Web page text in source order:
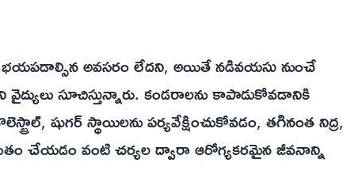
అవసరం లేదని, అయితే నడివయసు నుంచే
సూచిస్తున్నారు. కండరాలను కాపాడుకోవడానికి
షుగర్ స్థాయిలను పర్యవేక్షించుకోవడం, తగినంత నిద్ర,
చేయడం వంటి చర్యల ద్వారా ఆరోగ్యకరమైన జీవనాన్ని